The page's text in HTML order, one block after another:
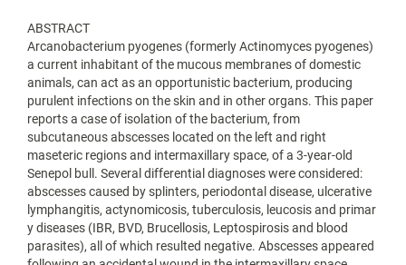
ABSTRACT
Arcanobacterium pyogenes (formerly Actinomyces pyogenes)
a current inhabitant of the mucous membranes of domestic
animals, can act as an opportunistic bacterium, producing
purulent infections on the skin and in other organs. This paper
reports a case of isolation of the bacterium, from
subcutaneous abscesses located on the left and right
maseteric regions and intermaxillary space, of a 3-year-old
Senepol bull. Several differential diagnoses were considered:
abscesses caused by splinters, periodontal disease, ulcerative
lymphangitis, actynomicosis, tuberculosis, leucosis and primar
y diseases (IBR, BVD, Brucellosis, Leptospirosis and blood
parasites), all of which resulted negative. Abscesses appeared